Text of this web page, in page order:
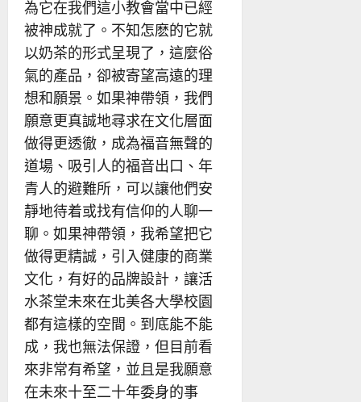
為它在我們這小教會當中已經
被神成就了。不知怎麽的它就
以奶茶的形式呈現了，這麼俗
氣的產品，卻被寄望高遠的理
想和願景。如果神帶領，我們
願意更真誠地尋求在文化層面
做得更透徹，成為福音無聲的
道場、吸引人的福音出口、年
青人的避難所，可以讓他們安
靜地待着或找有信仰的人聊一
聊。如果神帶領，我希望把它
做得更精誠，引入健康的商業
文化，有好的品牌設計，讓活
水茶堂未來在北美各大學校園
都有這樣的空間。到底能不能
成，我也無法保證，但目前看
來非常有希望，並且是我願意
在未來十至二十年委身的事